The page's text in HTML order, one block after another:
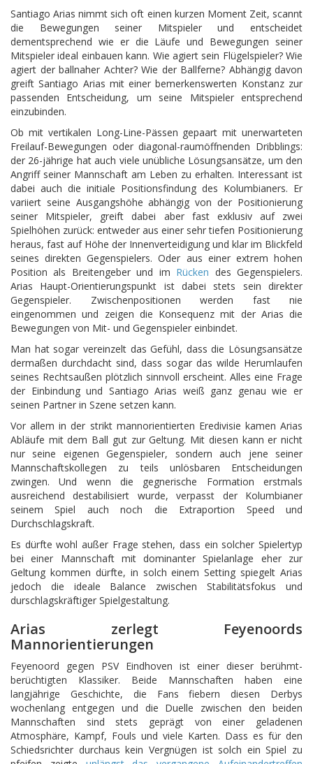
Santiago Arias nimmt sich oft einen kurzen Moment Zeit, scannt
die Bewegungen seiner Mitspieler und entscheidet
dementsprechend wie er die Läufe und Bewegungen seiner
Mitspieler ideal einbauen kann. Wie agiert sein Flügelspieler? Wie
agiert der ballnaher Achter? Wie der Ballferne? Abhängig davon
greift Santiago Arias mit einer bemerkenswerten Konstanz zur
passenden Entscheidung, um seine Mitspieler entsprechend
einzubinden.
Ob mit vertikalen Long-Line-Pässen gepaart mit unerwarteten
Freilauf-Bewegungen oder diagonal-raumöffnenden Dribblings:
der 26-jährige hat auch viele unübliche Lösungsansätze, um den
Angriff seiner Mannschaft am Leben zu erhalten. Interessant ist
dabei auch die initiale Positionsfindung des Kolumbianers. Er
variiert seine Ausgangshöhe abhängig von der Positionierung
seiner Mitspieler, greift dabei aber fast exklusiv auf zwei
Spielhöhen zurück: entweder aus einer sehr tiefen Positionierung
heraus, fast auf Höhe der Innenverteidigung und klar im Blickfeld
seines direkten Gegenspielers. Oder aus einer extrem hohen
Position als Breitengeber und im Rücken des Gegenspielers.
Arias Haupt-Orientierungspunkt ist dabei stets sein direkter
Gegenspieler. Zwischenpositionen werden fast nie
eingenommen und zeigen die Konsequenz mit der Arias die
Bewegungen von Mit- und Gegenspieler einbindet.
Man hat sogar vereinzelt das Gefühl, dass die Lösungsansätze
dermaßen durchdacht sind, dass sogar das wilde Herumlaufen
seines Rechtsaußen plötzlich sinnvoll erscheint. Alles eine Frage
der Einbindung und Santiago Arias weiß ganz genau wie er
seinen Partner in Szene setzen kann.
Vor allem in der strikt mannorientierten Eredivisie kamen Arias
Abläufe mit dem Ball gut zur Geltung. Mit diesen kann er nicht
nur seine eigenen Gegenspieler, sondern auch jene seiner
Mannschaftskollegen zu teils unlösbaren Entscheidungen
zwingen. Und wenn die gegnerische Formation erstmals
ausreichend destabilisiert wurde, verpasst der Kolumbianer
seinem Spiel auch noch die Extraportion Speed und
Durchschlagskraft.
Es dürfte wohl außer Frage stehen, dass ein solcher Spielertyp
bei einer Mannschaft mit dominanter Spielanlage eher zur
Geltung kommen dürfte, in solch einem Setting spiegelt Arias
jedoch die ideale Balance zwischen Stabilitätsfokus und
durschlagskräftiger Spielgestaltung.
Arias zerlegt Feyenoords
Mannorientierungen
Feyenoord gegen PSV Eindhoven ist einer dieser berühmt-
berüchtigten Klassiker. Beide Mannschaften haben eine
langjährige Geschichte, die Fans fiebern diesen Derbys
wochenlang entgegen und die Duelle zwischen den beiden
Mannschaften sind stets geprägt von einer geladenen
Atmosphäre, Kampf, Fouls und viele Karten. Dass es für den
Schiedsrichter durchaus kein Vergnügen ist solch ein Spiel zu